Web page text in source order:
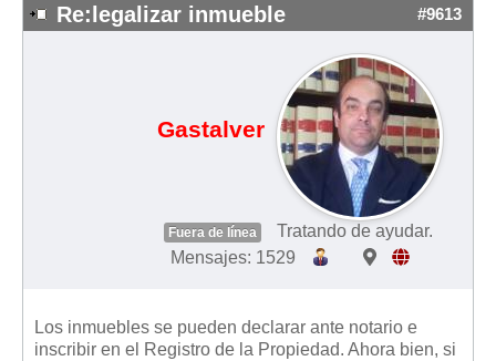
Re:legalizar inmueble #9613
Gastalver
Fuera de línea
Tratando de ayudar.
Mensajes: 1529
Los inmuebles se pueden declarar ante notario e
inscribir en el Registro de la Propiedad. Ahora bien, si